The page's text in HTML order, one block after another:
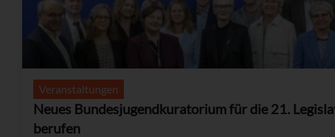
Veranstaltungen
Neues Bundesjugendkuratorium für die 21.
berufen